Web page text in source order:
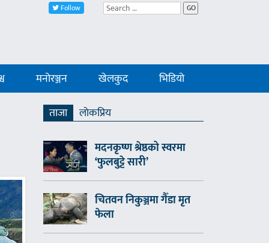
Follow GO
मनोरञ्जन खेलकुद भिडियो
ताजा
लाेकप्रिय
मदनकृष्ण श्रेष्ठको स्वरमा
‘फुलबुट्टे सारी’
चितवन निकुञ्जमा गैँडा मृत
फेला